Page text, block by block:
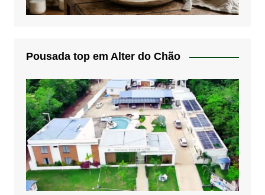
Pousada top em Alter do Chão